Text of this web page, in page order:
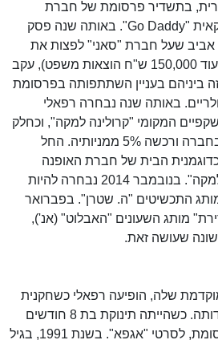
בתשדיר פרסומת של חברת
שירותי האינטרנט האמריקאית "Go Daddy". באותה שנה פסק
שעל חברת "סאני" לפצות את
רפאלי ב-400,000 ש"ח (ועוד 150,000 ש"ח הוצאות משפט), עקב
ביניהם בעניין השתתפותה בפרסומת
באותה שנה נבחרה רפאלי
המקומי "קרולינה למקה", וכחלק
מהחוזה נכנסה כשותפה בחברה ורכשה 5% ממניותיה. החל
כדוגמנית הבית של חברת האופנה
"הודיס", מבית "קרולינה למקה". בנובמבר 2014 נבחרה להיות
התכשיטים "ה. שטרן". בפברואר
מותג השעונים "האבלוט" (אנ'),
שעושה זאת.
שלה, הופיעה רפאלי כשחקנית
בתפקידים שונים עוד בילדותה. כשהייתה תינוקת בת 8 חודשים
השתתפה לראשונה בפרסומת, לסרטי "אגפא". בשנת 1991, בגיל